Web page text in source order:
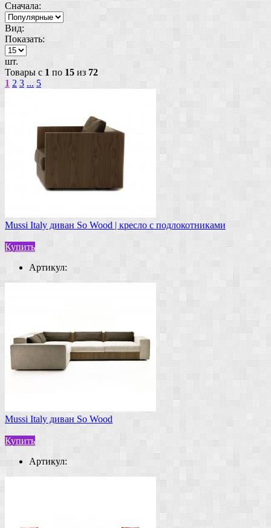
Сначала:
Вид:
Показать:
шт.
Товары с 1 по 15 из 72
1 2 3 ... 5
Mussi Italy диван So Wood | кресло с подлокотниками
Купить
Артикул:
Mussi Italy диван So Wood
Купить
Артикул: